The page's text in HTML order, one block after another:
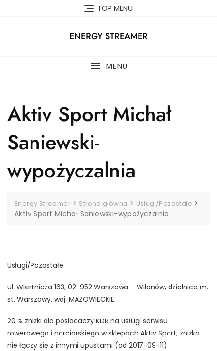
TOP MENU
ENERGY STREAMER
MENU
Aktiv Sport Michał
Saniewski-
wypożyczalnia
Energy Streamer > Strona główna > Usługi/Pozostałe >
Aktiv Sport Michał Saniewski-wypożyczalnia
Usługi/Pozostałe
ul. Wiertnicza 163, 02-952 Warszawa – Wilanów, dzielnica m.
st. Warszawy, woj. MAZOWIECKIE
20 % zniżki dla posiadaczy KDR na usługi serwisu
rowerowego i narciarskiego w sklepach Aktiv Sport, zniżka
nie łączy się z innymi upustami (od 2017-09-11)